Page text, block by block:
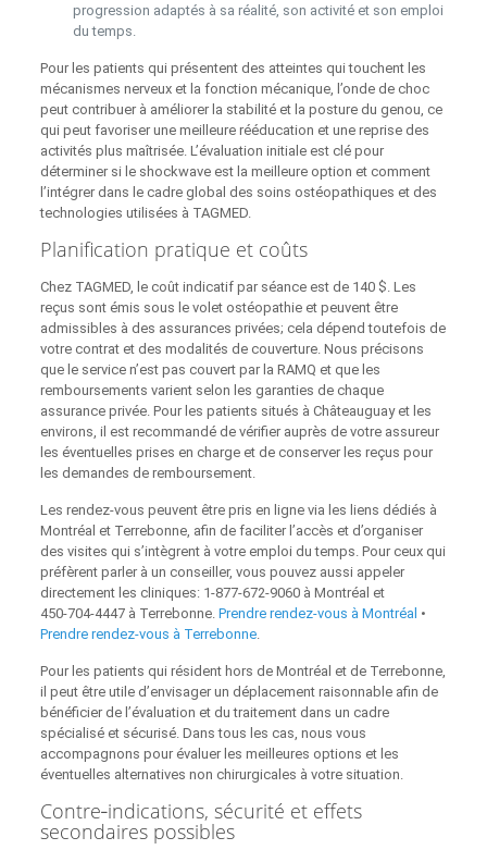
progression adaptés à sa réalité, son activité et son emploi
du temps.
Pour les patients qui présentent des atteintes qui touchent les
mécanismes nerveux et la fonction mécanique, l’onde de choc
peut contribuer à améliorer la stabilité et la posture du genou, ce
qui peut favoriser une meilleure rééducation et une reprise des
activités plus maîtrisée. L’évaluation initiale est clé pour
déterminer si le shockwave est la meilleure option et comment
l’intégrer dans le cadre global des soins ostéopathiques et des
technologies utilisées à TAGMED.
Planification pratique et coûts
Chez TAGMED, le coût indicatif par séance est de 140 $. Les
reçus sont émis sous le volet ostéopathie et peuvent être
admissibles à des assurances privées; cela dépend toutefois de
votre contrat et des modalités de couverture. Nous précisons
que le service n’est pas couvert par la RAMQ et que les
remboursements varient selon les garanties de chaque
assurance privée. Pour les patients situés à Châteauguay et les
environs, il est recommandé de vérifier auprès de votre assureur
les éventuelles prises en charge et de conserver les reçus pour
les demandes de remboursement.
Les rendez-vous peuvent être pris en ligne via les liens dédiés à
Montréal et Terrebonne, afin de faciliter l’accès et d’organiser
des visites qui s’intègrent à votre emploi du temps. Pour ceux qui
préfèrent parler à un conseiller, vous pouvez aussi appeler
directement les cliniques: 1‑877‑672‑9060 à Montréal et
450‑704‑4447 à Terrebonne. Prendre rendez‑vous à Montréal •
Prendre rendez‑vous à Terrebonne.
Pour les patients qui résident hors de Montréal et de Terrebonne,
il peut être utile d’envisager un déplacement raisonnable afin de
bénéficier de l’évaluation et du traitement dans un cadre
spécialisé et sécurisé. Dans tous les cas, nous vous
accompagnons pour évaluer les meilleures options et les
éventuelles alternatives non chirurgicales à votre situation.
Contre‑indications, sécurité et effets
secondaires possibles